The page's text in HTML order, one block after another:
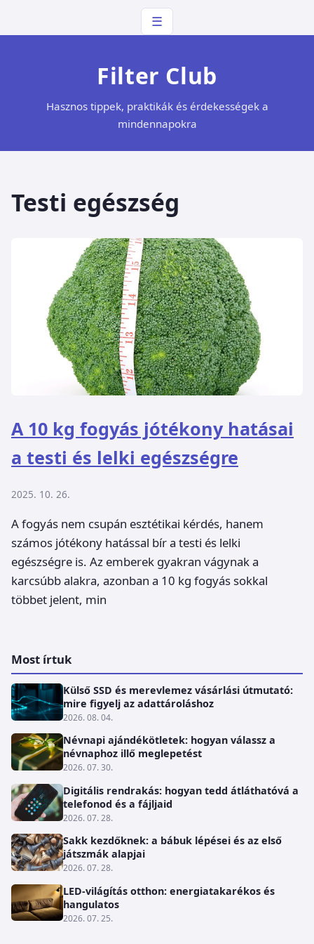
☰
Filter Club
Hasznos tippek, praktikák és érdekességek a
mindennapokra
Testi egészség
A 10 kg fogyás jótékony hatásai
a testi és lelki egészségre
2025. 10. 26.
A fogyás nem csupán esztétikai kérdés, hanem
számos jótékony hatással bír a testi és lelki
egészségre is. Az emberek gyakran vágynak a
karcsúbb alakra, azonban a 10 kg fogyás sokkal
többet jelent, min
Most írtuk
Külső SSD és merevlemez vásárlási útmutató:
mire figyelj az adattároláshoz
2026. 08. 04.
Névnapi ajándékötletek: hogyan válassz a
névnaphoz illő meglepetést
2026. 07. 30.
Digitális rendrakás: hogyan tedd átláthatóvá a
telefonod és a fájljaid
2026. 07. 28.
Sakk kezdőknek: a bábuk lépései és az első
játszmák alapjai
2026. 07. 28.
LED-világítás otthon: energiatakarékos és
hangulatos
2026. 07. 25.